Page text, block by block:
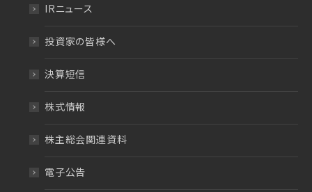
IRニュース
投資家の皆様へ
決算短信
株式情報
株主総会関連資料
電子公告